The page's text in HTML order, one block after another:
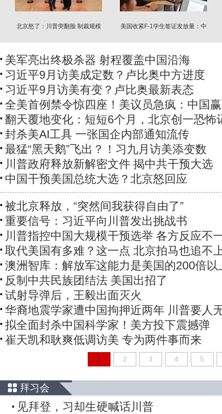
北京怒了：川普突翻脸 制裁规模
美国收紧F-1学生签证发放量：中
美军亮出终极杀器 射程覆盖中国沿海
习近平9月访美成定数？卢比奥中方进度
习近平9月访美有变？卢比奥最新表态
全美首例禁令惊四座！美议员急疯：中国
翻天覆地变化：短短6个月，北京创一恐怖
封杀美AI工具 一张国企内部通知流传
最猛“黑天鹅”飞出？！习九月访美添变数
川普政府释放新解密文件 揭中共干预大选
中国干预美国总统大选？北京怒回应
被北京释放，“突然间我获得自由了”
重要信号：习近平向川普发出挑战书
川普指控中国大规模干预选举 各方反应不
取代美国有多难？这一点 北京拍马也追不
澳洲智库：解放军这能力是美国的200倍以
反制中共民族团结法 美国出招了
试射导弹后，王毅出面灭火
华裔地震学家遭中国拘押近两年 川普要人
拟全面封杀中国科学家！美方投下震撼弹
崔天凯和耿爽低调访美 专为两件事而来
1 2 3 4 5
拜习会
见拜登，习却生硬喊话川普